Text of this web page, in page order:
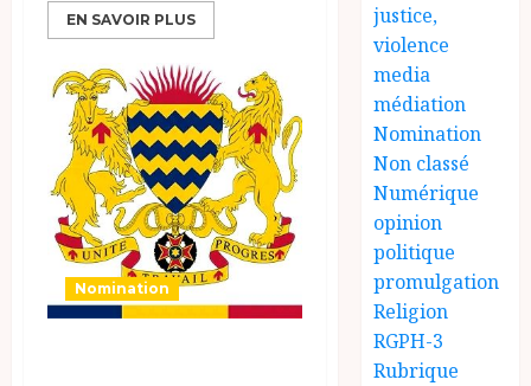
EN SAVOIR PLUS
Nomination
justice,
violence
media
médiation
Nomination
Non classé
Numérique
opinion
politique
promulgation
Religion
RGPH-3
Rubrique